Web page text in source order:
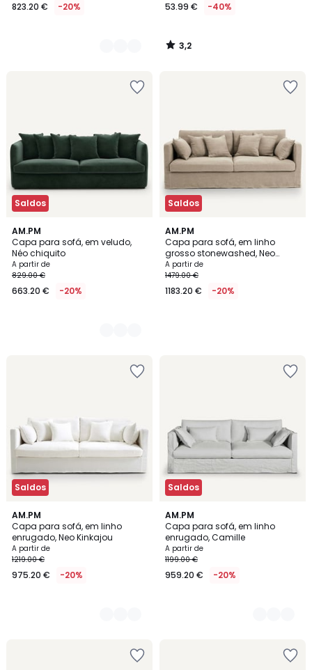
823.20 € -20% 53.99 € -40%
3,2
/
Saldos
AM.PM
Capa para sofá, em veludo,
Néo chiquito
A partir de
829.00 €
663.20 € -20%
5
Cores
Saldos
AM.PM
Capa para sofá, em linho
grosso stonewashed, Neo
Kinkajou
A partir de
1479.00 €
1183.20 € -20%
Saldos
AM.PM
Capa para sofá, em linho
enrugado, Neo Kinkajou
A partir de
1219.00 €
975.20 € -20%
2
Cores
Saldos
AM.PM
Capa para sofá, em linho
enrugado, Camille
A partir de
1199.00 €
959.20 € -20%
2
Cores